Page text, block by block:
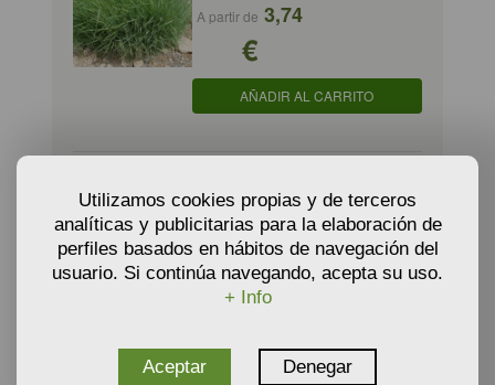
A partir de 3,74
€
AÑADIR AL CARRITO
A partir de 4,40
€
AÑADIR AL CARRITO
Utilizamos cookies propias y de terceros
analíticas y publicitarias para la elaboración de
perfiles basados en hábitos de navegación del
usuario. Si continúa navegando, acepta su uso.
+ Info
Aceptar Denegar